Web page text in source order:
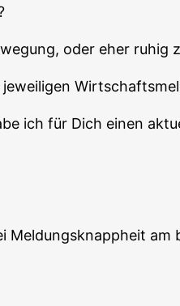
oder eher ruhig
ich für Dich einen
am